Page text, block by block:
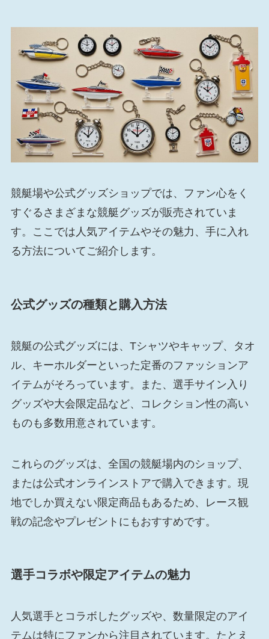
競艇場や公式グッズショップでは、ファン心をく
すぐるさまざまな競艇グッズが販売されていま
す。ここでは人気アイテムやその魅力、手に入れ
る方法についてご紹介します。
公式グッズの種類と購入方法
競艇の公式グッズには、Tシャツやキャップ、タオ
ル、キーホルダーといった定番のファッションア
イテムがそろっています。また、選手サイン入り
グッズや大会限定品など、コレクション性の高い
ものも多数用意されています。
これらのグッズは、全国の競艇場内のショップ、
または公式オンラインストアで購入できます。現
地でしか買えない限定商品もあるため、レース観
戦の記念やプレゼントにもおすすめです。
選手コラボや限定アイテムの魅力
人気選手とコラボしたグッズや、数量限定のアイ
テムは特にファンから注目されています。たとえ